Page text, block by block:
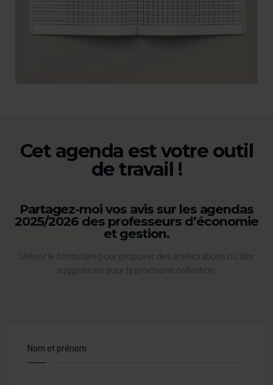
Cet agenda est votre outil
de travail !
Partagez-moi vos avis sur les agendas
2025/2026 des professeurs d’économie
et gestion.
Utilisez le formulaire pour proposer des améliorations ou des
suggestions pour la prochaine collection.